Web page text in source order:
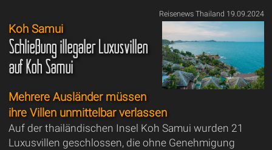
Reisenews Thailand 19.09.2024
Koh Samui
Schließung illegaler Luxusvillen
auf Koh Samui
Mehrere Ausländer müssen
ihre Villen unmittelbar verlassen
Auf der thailändischen Insel Koh Samui wurden 21
Luxusvillen geschlossen, die ohne Genehmigung